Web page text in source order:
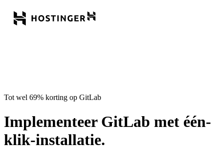
Tot wel 69% korting op GitLab
Implementeer GitLab met één-
klik-installatie.